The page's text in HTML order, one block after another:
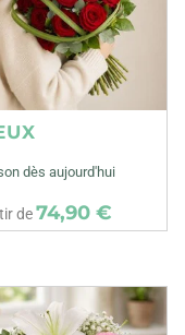
dès aujourd'hui
de74,90 €